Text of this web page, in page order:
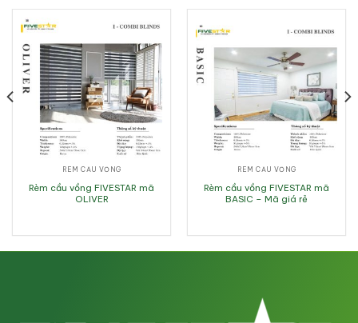
RÈM CẦU VỒNG
Rèm cầu vồng FIVESTAR mã
OLIVER
RÈM CẦU VỒNG
Rèm cầu vồng FIVESTAR mã
BASIC – Mã giá rẻ